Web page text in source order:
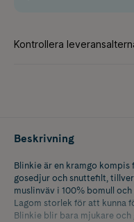
Beskrivning
Blinkie är en kramgo kompis
gosedjur och snuttefilt,
muslinväv i 100% bomull
Lagom storlek för att kunna
Blinkie blir bara mjukare och